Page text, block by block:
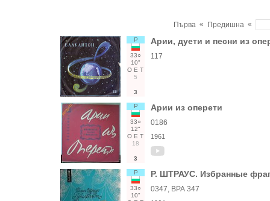
Първа « Предишна «
Р
33○
10"
О Е Т
5
3
Арии, дуети и песни из
117
Р
33○
12"
О Е Т
18
3
Арии из оперети
0186
1961
Р
33○
10"
Р. ШТРАУС. Избранные
0347, ВРА 347